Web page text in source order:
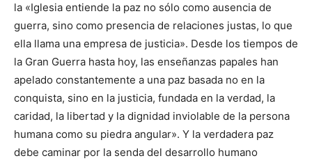
la «Iglesia entiende la paz no sólo como ausencia de
guerra, sino como presencia de relaciones justas, lo que
ella llama una empresa de justicia». Desde los tiempos de
la Gran Guerra hasta hoy, las enseñanzas papales han
apelado constantemente a una paz basada no en la
conquista, sino en la justicia, fundada en la verdad, la
caridad, la libertad y la dignidad inviolable de la persona
humana como su piedra angular». Y la verdadera paz
debe caminar por la senda del desarrollo humano